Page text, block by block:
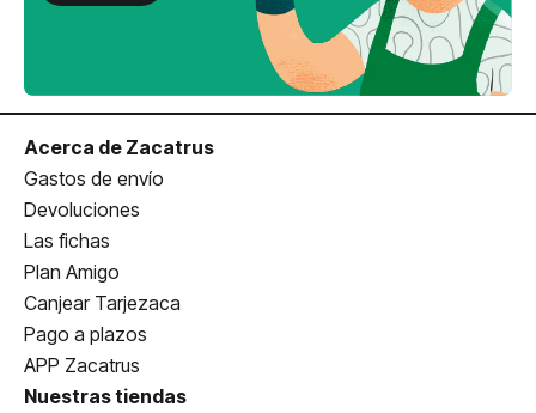
Acerca de Zacatrus
Gastos de envío
Devoluciones
Las fichas
Plan Amigo
Canjear Tarjezaca
Pago a plazos
APP Zacatrus
Nuestras tiendas